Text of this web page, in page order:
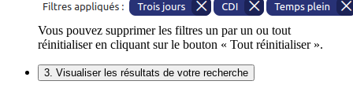
Vous pouvez supprimer les filtres un par un ou tout
réinitialiser en cliquant sur le bouton « Tout réinitialiser ».
3. Visualiser les résultats de votre recherche